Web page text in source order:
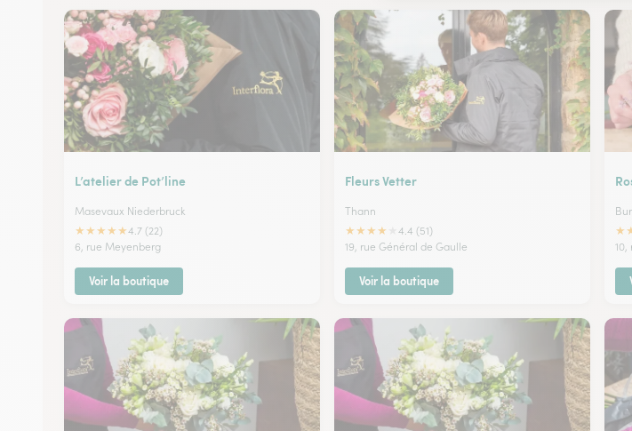
L’atelier de Pot’line
Masevaux Niederbruck
★★★★★4.7 (22)
6, rue Meyenberg
Voir la boutique
Fleurs Vetter
Thann
★★★★
4.4 (51)
19, rue Général de Gaulle
Voir la boutique
★
10,